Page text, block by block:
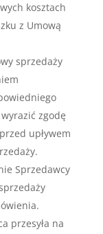
kosztach
z Umową
sprzedaży
zgodę
upływem
Sprzedawcy
przesyła na